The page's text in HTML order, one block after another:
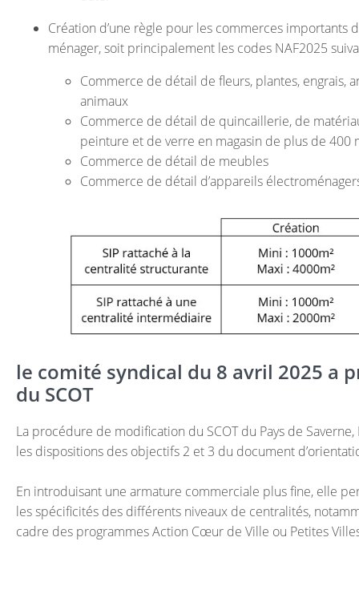
Création d’une règle pour les commerces importants
ménager, soit principalement les codes NAF2025
Commerce de détail de fleurs, plantes, engrais,
animaux
Commerce de détail de quincaillerie, de
peinture et de verre en magasin de plus de 400
Commerce de détail de meubles
Commerce de détail d’appareils
le comité syndical du 8 avril 2025 a
du SCOT
La procédure de modification du SCOT du Pays de
les dispositions des objectifs 2 et 3 du document
En introduisant une armature commerciale plus fine, elle
les spécificités des différents niveaux de centralités,
cadre des programmes Action Cœur de Ville ou Petites